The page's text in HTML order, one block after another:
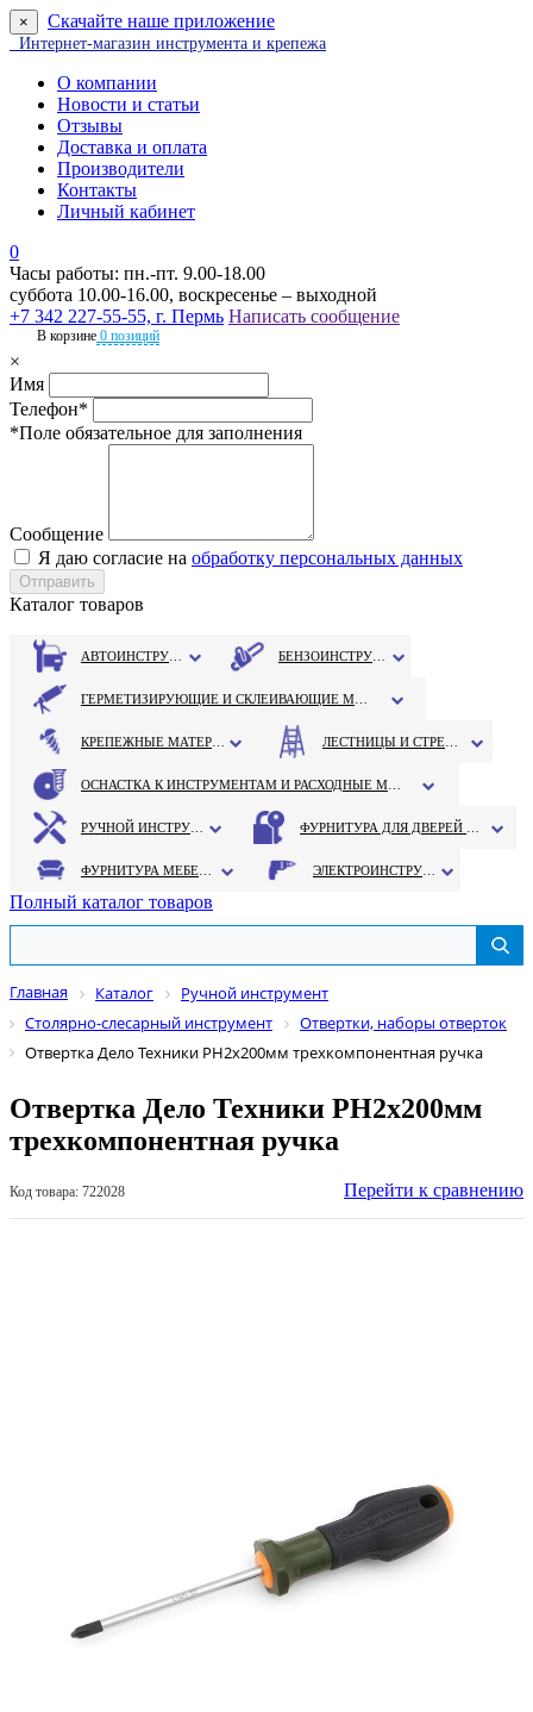
× Скачайте наше приложение
Интернет-магазин инструмента и крепежа
О компании
Новости и статьи
Отзывы
Доставка и оплата
Производители
Контакты
Личный кабинет
0
Часы работы: пн.-пт. 9.00-18.00
суббота 10.00-16.00, воскресенье – выходной
+7 342 227-55-55, г. Пермь Написать сообщение
В корзине 0 позиций
×
Имя
Телефон*
*Поле обязательное для заполнения
Сообщение
Я даю согласие на обработку персональных данных
Каталог товаров
Полный каталог товаров
Главная Каталог
Ручной инструмент
Столярно-слесарный инструмент
Отвертки, наборы отверток
Отвертка Дело Техники РН2х200мм трехкомпонентная ручка
Отвертка Дело Техники РН2х200мм
трехкомпонентная ручка
Код товара: 722028 Перейти к сравнению